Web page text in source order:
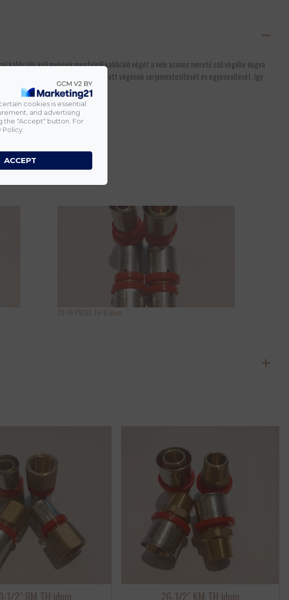
kell melynek megfelelő kalibráló végét a vele azonos méretű cső végébe dugva
enyhe felbővítését és a vágott végének sorjamentesítését és egyenesítését, így
20-16 PRESS TH-U idom
1/2″ BM TH idom 26-1/2″ KM TH idom
cookies is essential.
and advertising
the "Accept" button. For
ACCEPT